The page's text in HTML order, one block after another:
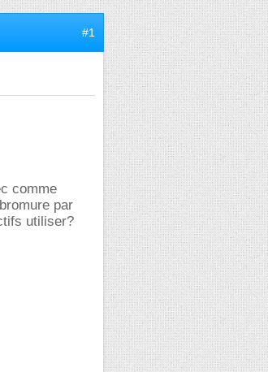
#1
comme
par
utiliser?